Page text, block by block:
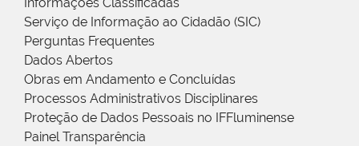
Informações Classificadas
Serviço de Informação ao Cidadão (SIC)
Perguntas Frequentes
Dados Abertos
Obras em Andamento e Concluídas
Processos Administrativos Disciplinares
Proteção de Dados Pessoais no IFFluminense
Painel Transparência